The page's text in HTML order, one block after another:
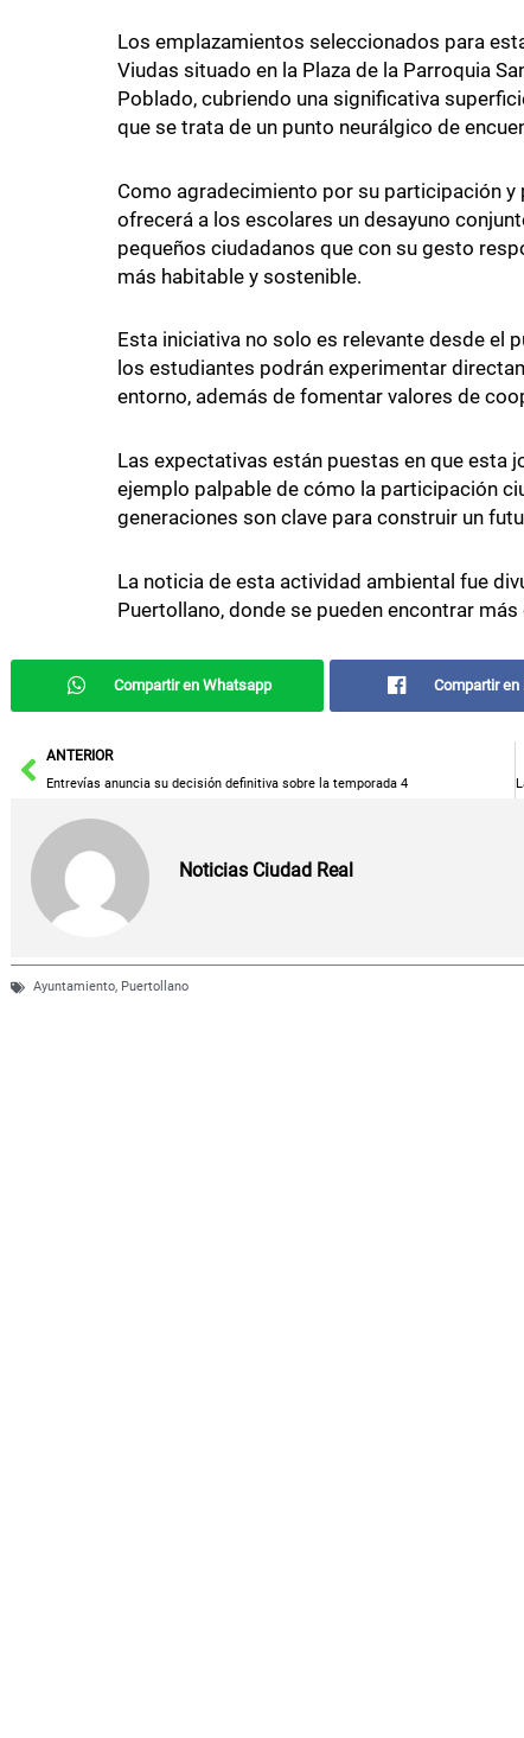
Los emplazamientos seleccionados para
Viudas situado en la Plaza de la Parroquia
Poblado, cubriendo una significativa
que se trata de un punto neurálgico de
Como agradecimiento por su participación y
ofrecerá a los escolares un desayuno
pequeños ciudadanos que con su gesto
más habitable y sostenible.
Esta iniciativa no solo es relevante desde el
los estudiantes podrán experimentar
entorno, además de fomentar valores de
Las expectativas están puestas en que esta
ejemplo palpable de cómo la participación
generaciones son clave para construir un
La noticia de esta actividad ambiental fue
Puertollano, donde se pueden encontrar
Compartir en Whatsapp Compartir
AntANTERIOR
Entrevías anuncia su decisión definitiva sobre la temporada 4
Noticias Ciudad Real
Ayuntamiento, Puertollano